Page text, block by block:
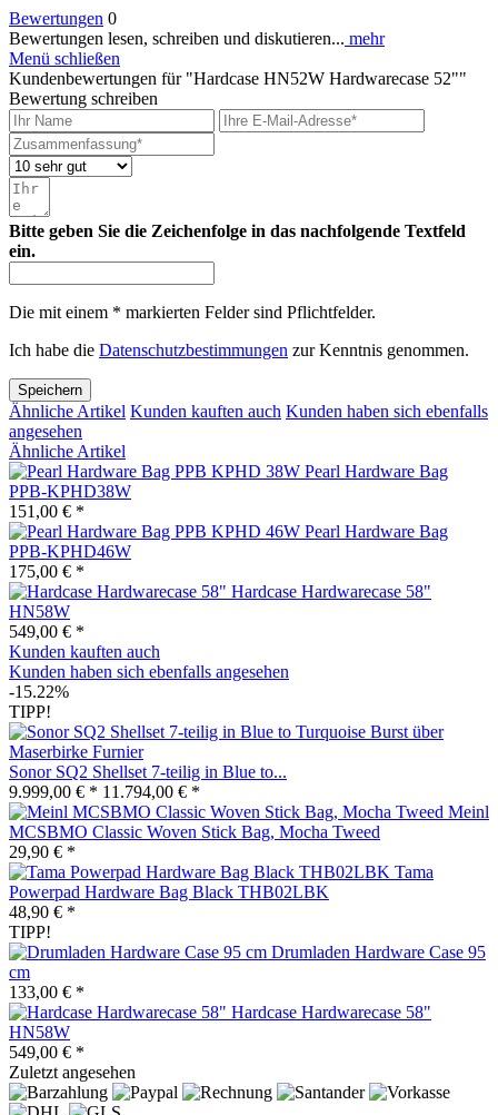
Bewertungen 0
Bewertungen lesen, schreiben und diskutieren... mehr
Menü schließen
Kundenbewertungen für "Hardcase HN52W Hardwarecase 52""
Bewertung schreiben
Bitte geben Sie die Zeichenfolge in das nachfolgende Textfeld
ein.
Die mit einem * markierten Felder sind Pflichtfelder.
Ich habe die Datenschutzbestimmungen zur Kenntnis genommen.
Speichern
Ähnliche Artikel Kunden kauften auch Kunden haben sich ebenfalls
angesehen
Ähnliche Artikel
Pearl Hardware Bag
PPB-KPHD38W
151,00 € *
Pearl Hardware Bag
PPB-KPHD46W
175,00 € *
Hardcase Hardwarecase 58"
HN58W
549,00 € *
Kunden kauften auch
Kunden haben sich ebenfalls angesehen
-15.22%
TIPP!
Sonor SQ2 Shellset 7-teilig in Blue to...
9.999,00 € * 11.794,00 € *
Meinl
MCSBMO Classic Woven Stick Bag, Mocha Tweed
29,90 € *
Tama
Powerpad Hardware Bag Black THB02LBK
48,90 € *
TIPP!
Drumladen Hardware Case 95
cm
133,00 € *
Hardcase Hardwarecase 58"
HN58W
549,00 € *
Zuletzt angesehen